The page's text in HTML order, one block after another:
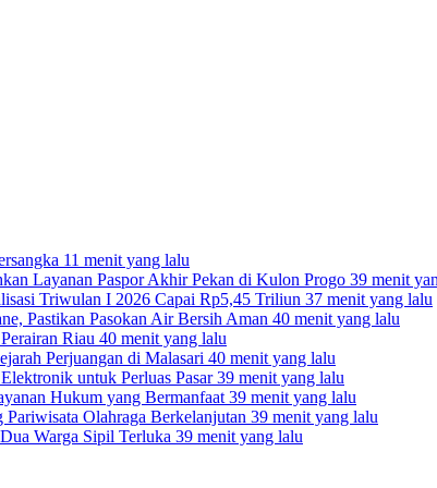
11 menit yang lalu
Layanan Paspor Akhir Pekan di Kulon Progo 39 menit
Triwulan I 2026 Capai Rp5,45 Triliun 37 menit yang lalu
Pastikan Pasokan Air Bersih Aman 40 menit yang lalu
Riau 40 menit yang lalu
Perjuangan di Malasari 40 menit yang lalu
untuk Perluas Pasar39 menit yang lalu
Hukum yang Bermanfaat 39 menit yang lalu
Olahraga Berkelanjutan 39 menit yang lalu
Warga Sipil Terluka 39 menit yang lalu